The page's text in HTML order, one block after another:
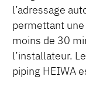
l’adressage
permettant
moins de 30
l’installateur.
piping HEIWA